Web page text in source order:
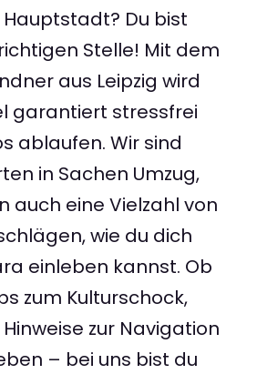
Du bist
Stelle! Mit dem
aus Leipzig wird
garantiert stressfrei
ablaufen. Wir sind
in Sachen Umzug,
auch eine Vielzahl von
wie du dich
einleben kannst. Ob
zum Kulturschock,
zur Navigation
– bei uns bist du